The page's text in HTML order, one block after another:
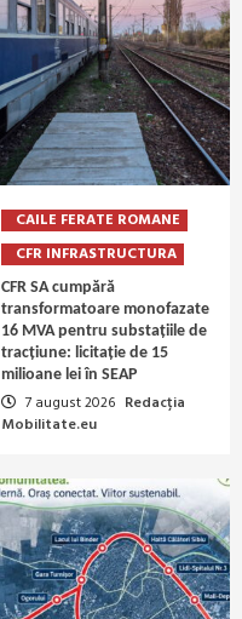
CAILE FERATE ROMANE
CFR INFRASTRUCTURA
CFR SA cumpără
transformatoare monofazate
16 MVA pentru substațiile de
tracțiune: licitație de 15
milioane lei în SEAP
7 august 2026 Redacția
Mobilitate.eu